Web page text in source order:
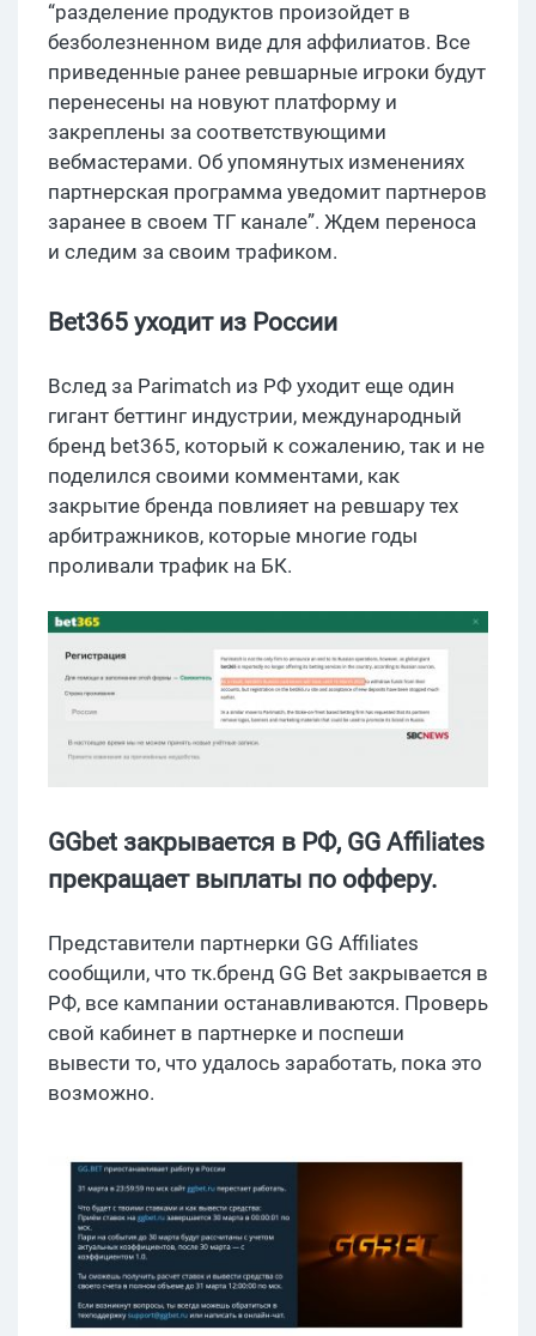
“разделение продуктов произойдет в
безболезненном виде для аффилиатов. Все
приведенные ранее ревшарные игроки будут
перенесены на новуют платформу и
закреплены за соответствующими
вебмастерами. Об упомянутых изменениях
партнерская программа уведомит партнеров
заранее в своем ТГ канале”. Ждем переноса
и следим за своим трафиком.
Bet365 уходит из России
Вслед за Parimatch из РФ уходит еще один
гигант беттинг индустрии, международный
бренд bet365, который к сожалению, так и не
поделился своими комментами, как
закрытие бренда повлияет на ревшару тех
арбитражников, которые многие годы
проливали трафик на БК.
GGbet закрывается в РФ, GG Affiliates
прекращает выплаты по офферу.
Представители партнерки GG Affiliates
сообщили, что тк.бренд GG Bet закрывается в
РФ, все кампании останавливаются. Проверь
свой кабинет в партнерке и поспеши
вывести то, что удалось заработать, пока это
возможно.